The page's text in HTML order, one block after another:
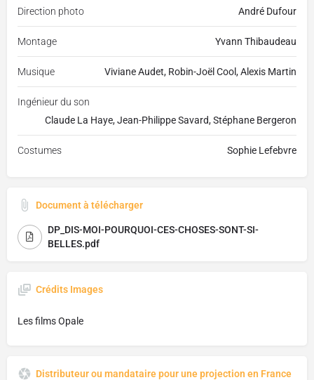
Direction photo André Dufour
Montage Yvann Thibaudeau
Musique Viviane Audet, Robin-Joël Cool, Alexis Martin
Ingénieur du son
Claude La Haye, Jean-Philippe Savard, Stéphane Bergeron
Costumes Sophie Lefebvre
Document à télécharger
DP_DIS-MOI-POURQUOI-CES-CHOSES-SONT-SI-
BELLES.pdf
Crédits Images
Les films Opale
Distributeur ou mandataire pour une projection en France